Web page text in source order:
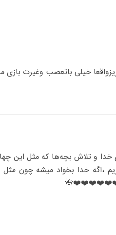
خیلی باتعصب وغیرت بازی
خدا و تلاش بچه‌ها که مثل این
،اگه خدا بخواد میشه چون